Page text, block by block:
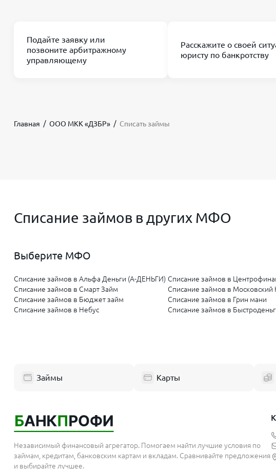
Подайте заявку или
позвоните арбитражному
управляющему
Расскажите о своей
юристу по банкротству
Главная ООО МКК «ДЗБР» Списать займы
Списание займов в других МФО
Выберите МФО
Списание займов в Альфа Деньги (А-ДЕНЬГИ) Списание займов в
Списание займов в Смарт Займ
Списание займов в Московский
Списание займов в Бюджет займ
Списание займов в Грин мани
Списание займов в Небус
Списание займов в
Займы Карты
Независимый финансовый агрегатор. Помогаем найти лучшие условия по
займам, кредитам, банковским картам и вкладам. Сравнивайте предложения
и выбирайте лучшее.